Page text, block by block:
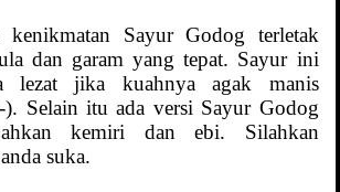
kenikmatan Sayur Godog terletak
dan garam yang tepat. Sayur ini
lezat jika kuahnya agak manis
). Selain itu ada versi Sayur Godog
kemiri dan ebi. Silahkan
suka.